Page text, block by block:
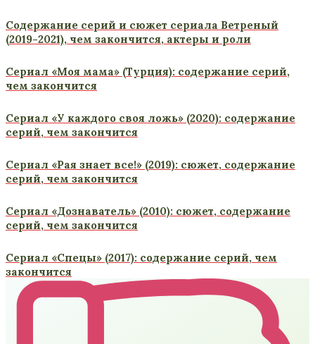
Содержание серий и сюжет сериала Ветреный
(2019-2021), чем закончится, актеры и роли
Сериал «Моя мама» (Турция): содержание серий,
чем закончится
Сериал «У каждого своя ложь» (2020): содержание
серий, чем закончится
Сериал «Рая знает все!» (2019): сюжет, содержание
серий, чем закончится
Сериал «Дознаватель» (2010): сюжет, содержание
серий, чем закончится
Сериал «Спецы» (2017): содержание серий, чем
закончится